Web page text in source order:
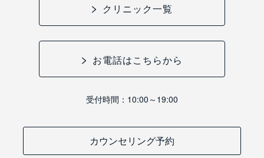
クリニック一覧
お電話はこちらから
受付時間：10:00～19:00
カウンセリング予約